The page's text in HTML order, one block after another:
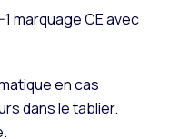
marquage CE avec
en cas
dans le tablier.